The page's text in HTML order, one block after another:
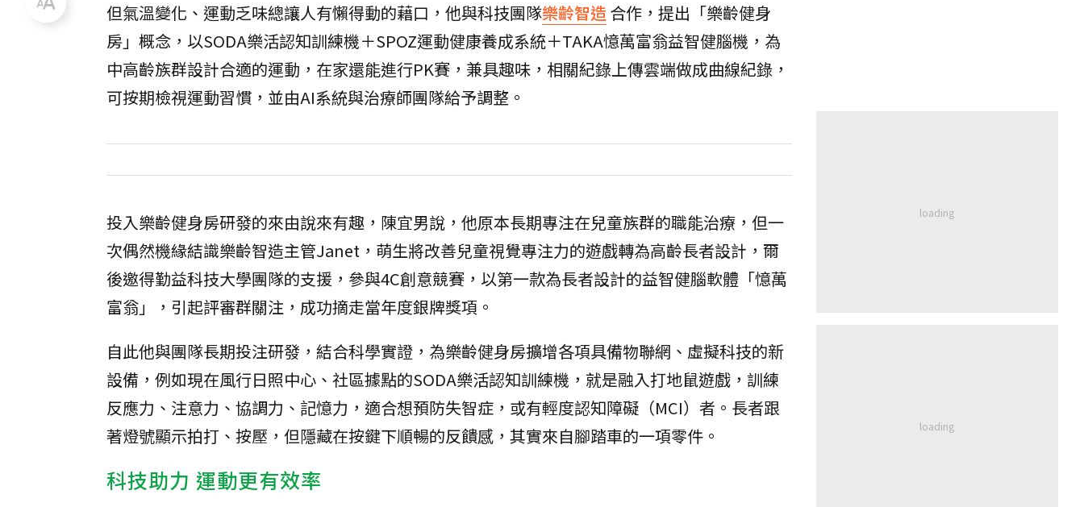
但氣溫變化、運動乏味總讓人有懶得動的藉口，他與科技團隊樂齡智造 合作，提出「樂齡健身
房」概念，以SODA樂活認知訓練機＋SPOZ運動健康養成系統＋TAKA憶萬富翁益智健腦機，為
中高齡族群設計合適的運動，在家還能進行PK賽，兼具趣味，相關紀錄上傳雲端做成曲線紀錄，
可按期檢視運動習慣，並由AI系統與治療師團隊給予調整。
投入樂齡健身房研發的來由說來有趣，陳宜男說，他原本長期專注在兒童族群的職能治療，但一
次偶然機緣結識樂齡智造主管Janet，萌生將改善兒童視覺專注力的遊戲轉為高齡長者設計，爾
後邀得勤益科技大學團隊的支援，參與4C創意競賽，以第一款為長者設計的益智健腦軟體「憶萬
富翁」，引起評審群關注，成功摘走當年度銀牌獎項。
自此他與團隊長期投注研發，結合科學實證，為樂齡健身房擴增各項具備物聯網、虛擬科技的新
設備，例如現在風行日照中心、社區據點的SODA樂活認知訓練機，就是融入打地鼠遊戲，訓練
反應力、注意力、協調力、記憶力，適合想預防失智症，或有輕度認知障礙（MCI）者。長者跟
著燈號顯示拍打、按壓，但隱藏在按鍵下順暢的反饋感，其實來自腳踏車的一項零件。
科技助力 運動更有效率